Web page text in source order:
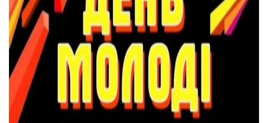
Довідник
Контакти
Рекламні прайси
Підтримати «місцевих»